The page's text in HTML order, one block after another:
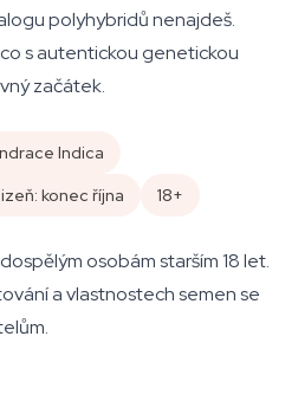
polyhybridů nenajdeš.
s autentickou genetickou
začátek.
Indica
konec října 18+
osobám starším 18 let.
a vlastnostech semen se